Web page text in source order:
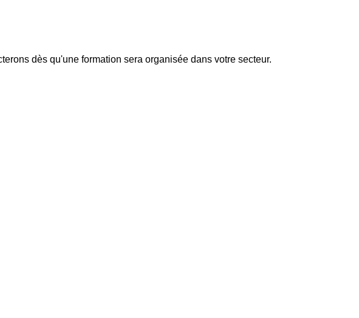
dès qu'une formation sera organisée dans votre secteur.